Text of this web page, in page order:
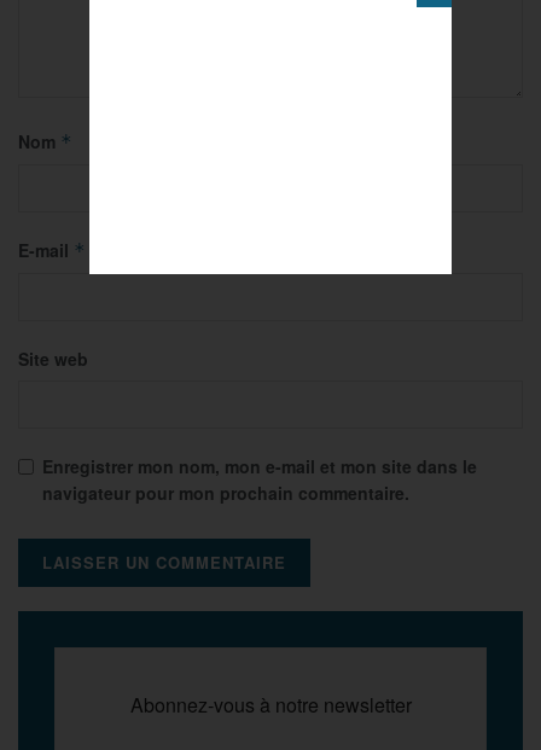
Nom *
E-mail *
Site web
Enregistrer mon nom, mon e-mail et mon site dans le
navigateur pour mon prochain commentaire.
Abonnez-vous à notre newsletter